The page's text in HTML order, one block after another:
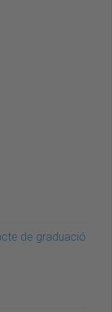
de graduació